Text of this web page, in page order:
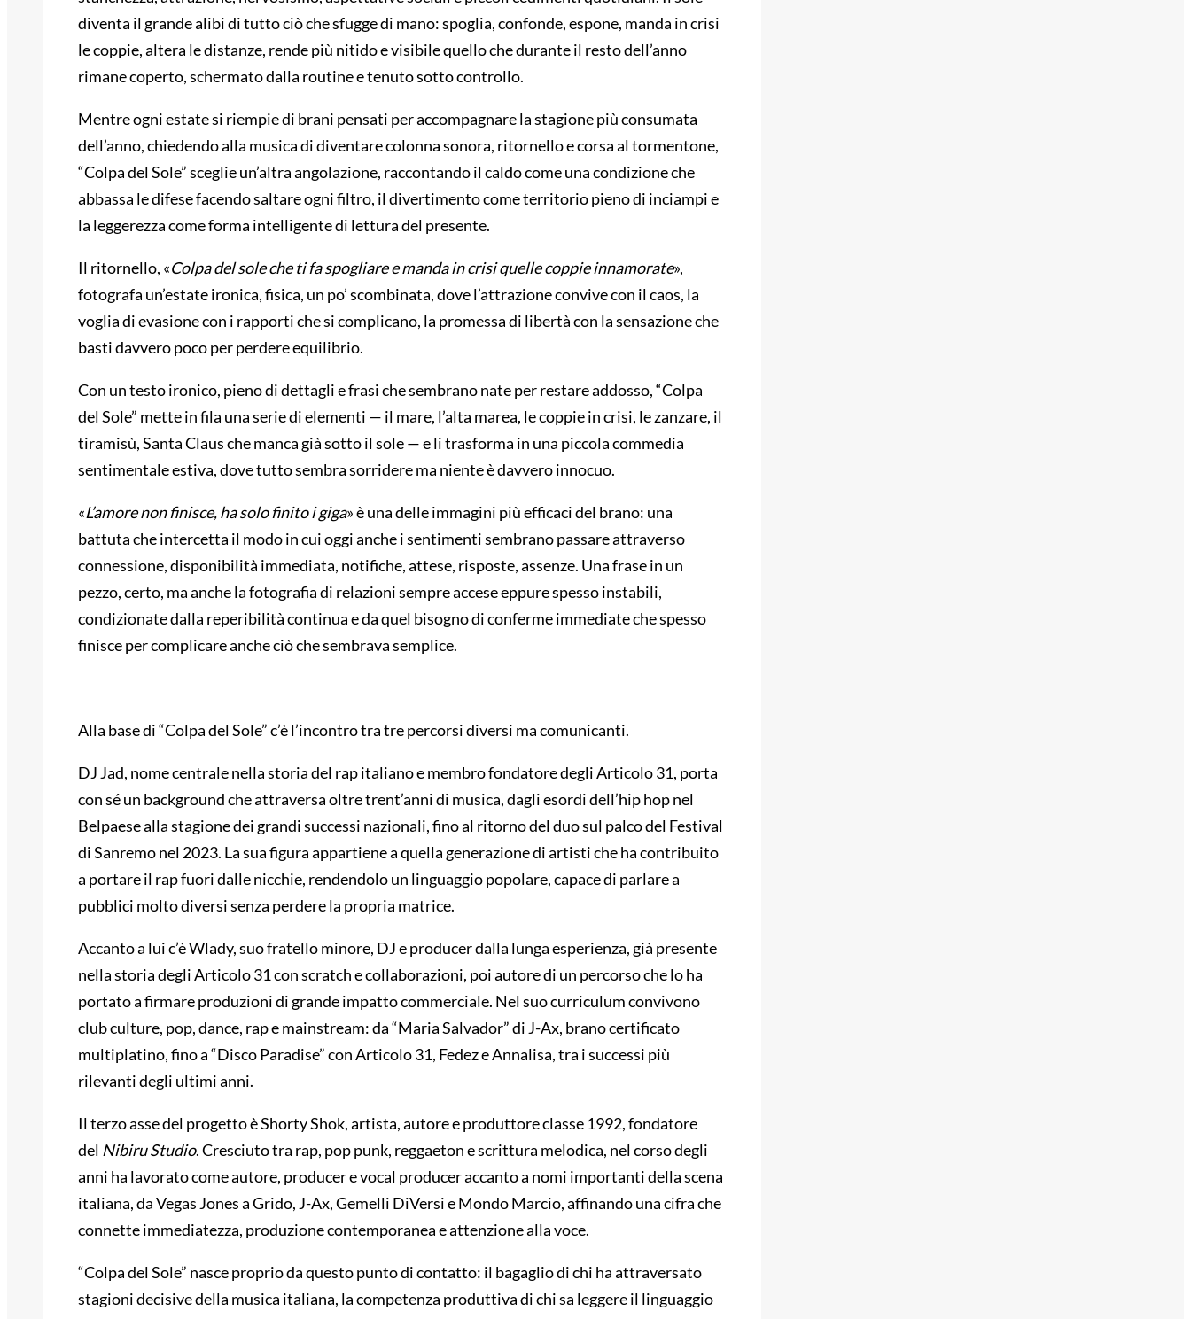
diventa il grande alibi di tutto ciò che sfugge di mano: spoglia, confonde, espone, manda in crisi
le coppie, altera le distanze, rende più nitido e visibile quello che durante il resto dell’anno
rimane coperto, schermato dalla routine e tenuto sotto controllo.
Mentre ogni estate si riempie di brani pensati per accompagnare la stagione più consumata
dell’anno, chiedendo alla musica di diventare colonna sonora, ritornello e corsa al tormentone,
“Colpa del Sole” sceglie un’altra angolazione, raccontando il caldo come una condizione che
abbassa le difese facendo saltare ogni filtro, il divertimento come territorio pieno di inciampi e
la leggerezza come forma intelligente di lettura del presente.
Il ritornello, «Colpa del sole che ti fa spogliare e manda in crisi quelle coppie innamorate»,
fotografa un’estate ironica, fisica, un po’ scombinata, dove l’attrazione convive con il caos, la
voglia di evasione con i rapporti che si complicano, la promessa di libertà con la sensazione che
basti davvero poco per perdere equilibrio.
Con un testo ironico, pieno di dettagli e frasi che sembrano nate per restare addosso, “Colpa
del Sole” mette in fila una serie di elementi — il mare, l’alta marea, le coppie in crisi, le zanzare, il
tiramisù, Santa Claus che manca già sotto il sole — e li trasforma in una piccola commedia
sentimentale estiva, dove tutto sembra sorridere ma niente è davvero innocuo.
«L’amore non finisce, ha solo finito i giga» è una delle immagini più efficaci del brano: una
battuta che intercetta il modo in cui oggi anche i sentimenti sembrano passare attraverso
connessione, disponibilità immediata, notifiche, attese, risposte, assenze. Una frase in un
pezzo, certo, ma anche la fotografia di relazioni sempre accese eppure spesso instabili,
condizionate dalla reperibilità continua e da quel bisogno di conferme immediate che spesso
finisce per complicare anche ciò che sembrava semplice.
Alla base di “Colpa del Sole” c’è l’incontro tra tre percorsi diversi ma comunicanti.
DJ Jad, nome centrale nella storia del rap italiano e membro fondatore degli Articolo 31, porta
con sé un background che attraversa oltre trent’anni di musica, dagli esordi dell’hip hop nel
Belpaese alla stagione dei grandi successi nazionali, fino al ritorno del duo sul palco del Festival
di Sanremo nel 2023. La sua figura appartiene a quella generazione di artisti che ha contribuito
a portare il rap fuori dalle nicchie, rendendolo un linguaggio popolare, capace di parlare a
pubblici molto diversi senza perdere la propria matrice.
Accanto a lui c’è Wlady, suo fratello minore, DJ e producer dalla lunga esperienza, già presente
nella storia degli Articolo 31 con scratch e collaborazioni, poi autore di un percorso che lo ha
portato a firmare produzioni di grande impatto commerciale. Nel suo curriculum convivono
club culture, pop, dance, rap e mainstream: da “Maria Salvador” di J-Ax, brano certificato
multiplatino, fino a “Disco Paradise” con Articolo 31, Fedez e Annalisa, tra i successi più
rilevanti degli ultimi anni.
Il terzo asse del progetto è Shorty Shok, artista, autore e produttore classe 1992, fondatore
del Nibiru Studio. Cresciuto tra rap, pop punk, reggaeton e scrittura melodica, nel corso degli
anni ha lavorato come autore, producer e vocal producer accanto a nomi importanti della scena
italiana, da Vegas Jones a Grido, J-Ax, Gemelli DiVersi e Mondo Marcio, affinando una cifra che
connette immediatezza, produzione contemporanea e attenzione alla voce.
“Colpa del Sole” nasce proprio da questo punto di contatto: il bagaglio di chi ha attraversato
stagioni decisive della musica italiana, la competenza produttiva di chi sa leggere il linguaggio